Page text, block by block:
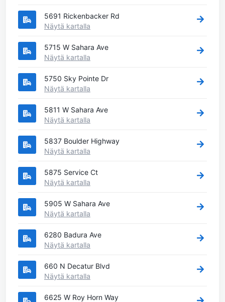
5691 Rickenbacker Rd
Näytä kartalla
5715 W Sahara Ave
Näytä kartalla
5750 Sky Pointe Dr
Näytä kartalla
5811 W Sahara Ave
Näytä kartalla
5837 Boulder Highway
Näytä kartalla
5875 Service Ct
Näytä kartalla
5905 W Sahara Ave
Näytä kartalla
6280 Badura Ave
Näytä kartalla
660 N Decatur Blvd
Näytä kartalla
6625 W Roy Horn Way